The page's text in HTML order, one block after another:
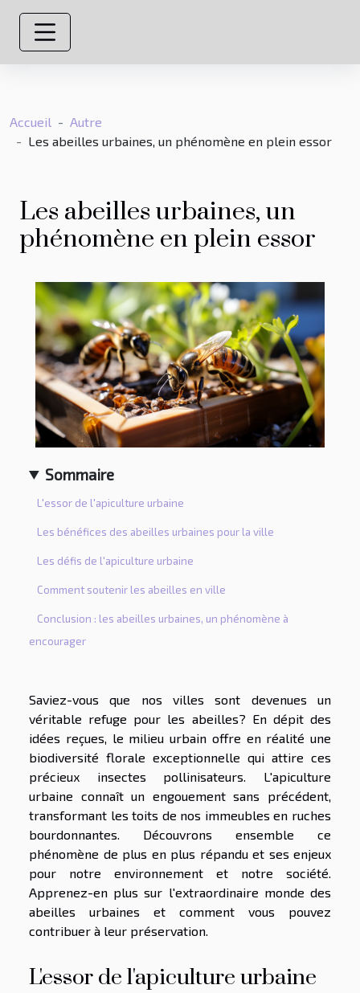
Accueil
Autre
Les abeilles urbaines, un phénomène en plein essor
Les abeilles urbaines, un
phénomène en plein essor
Sommaire
L'essor de l'apiculture urbaine
Les bénéfices des abeilles urbaines pour la ville
Les défis de l'apiculture urbaine
Comment soutenir les abeilles en ville
Conclusion : les abeilles urbaines, un phénomène à
encourager
Saviez-vous que nos villes sont devenues un
véritable refuge pour les abeilles? En dépit des
idées reçues, le milieu urbain offre en réalité une
biodiversité florale exceptionnelle qui attire ces
précieux insectes pollinisateurs. L'apiculture
urbaine connaît un engouement sans précédent,
transformant les toits de nos immeubles en ruches
bourdonnantes. Découvrons ensemble ce
phénomène de plus en plus répandu et ses enjeux
pour notre environnement et notre société.
Apprenez-en plus sur l'extraordinaire monde des
abeilles urbaines et comment vous pouvez
contribuer à leur préservation.
L'essor de l'apiculture urbaine